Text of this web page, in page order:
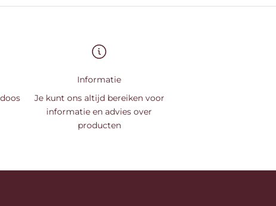
Informatie
Je kunt ons altijd bereiken voor
informatie en advies over
producten